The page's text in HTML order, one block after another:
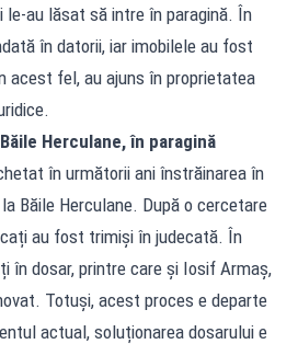
au lăsat să intre în paragină. În
în datorii, iar imobilele au fost
acest fel, au ajuns în proprietatea
Herculane, în paragină
în următorii ani înstrăinarea în
Băile Herculane. După o cercetare
au fost trimiși în judecată. În
în dosar, printre care și Iosif Armaș,
Totuși, acest proces e departe
actual, soluționarea dosarului e